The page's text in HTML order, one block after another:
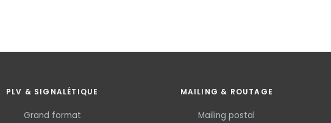
PLV & SIGNALÉTIQUE
Grand format
MAILING & ROUTAGE
Mailing postal